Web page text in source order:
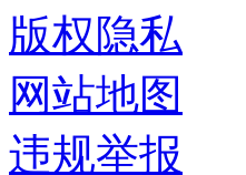
版权隐私
网站地图
违规举报